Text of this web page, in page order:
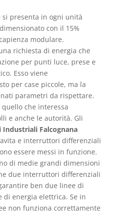
presenta in ogni unità
con il 15%
modulare.
richiesta di energia che
per punti luce, prese e
Esso viene
per case piccole, ma la
parametri da rispettare.
quello che interessa
e anche le autorità. Gli
Falcognana
e interruttori differenziali
essere messi in funzione.
di medie grandi dimensioni
due interruttori differenziali
ben due linee di
di energia elettrica. Se in
non funziona correttamente